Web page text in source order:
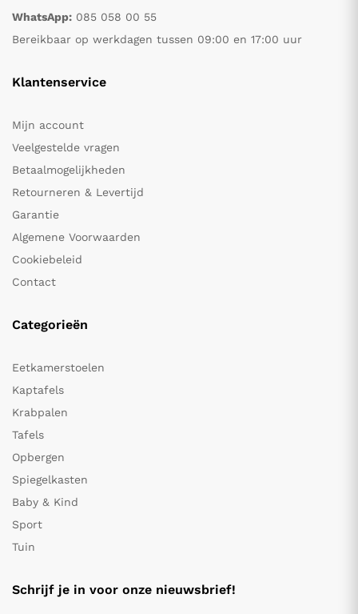
WhatsApp: 085 058 00 55
Bereikbaar op werkdagen tussen 09:00 en 17:00 uur
Klantenservice
Mijn account
Veelgestelde vragen
Betaalmogelijkheden
Retourneren & Levertijd
Garantie
Algemene Voorwaarden
Cookiebeleid
Contact
Categorieën
Eetkamerstoelen
Kaptafels
Krabpalen
Tafels
Opbergen
Spiegelkasten
Baby & Kind
Sport
Tuin
Schrijf je in voor onze nieuwsbrief!